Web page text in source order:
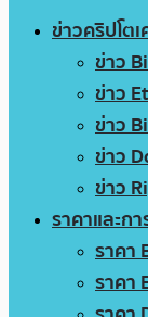
ข่าวคริปโต
ข่าว
ข่าว
ข่าว
ข่าว
ข่าว
ราคาและกา
ราคา
ราคา